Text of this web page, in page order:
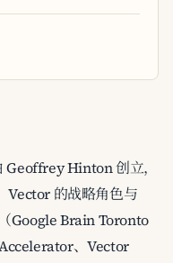
Hinton 创立，
Vector 的战略角色与
Google Brain Toronto
、Vector